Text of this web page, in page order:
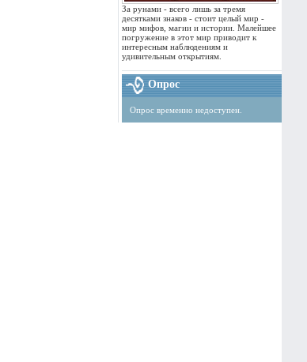
За рунами - всего лишь за тремя
десятками знаков - стоит целый мир -
мир мифов, магии и истории. Малейшее
погружение в этот мир приводит к
интересным наблюдениям и
удивительным открытиям.
Опрос
Опрос временно недоступен.